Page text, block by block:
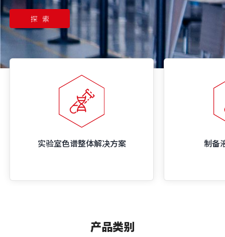
探 索
实验室色谱整体解决方案 制备
产品类别